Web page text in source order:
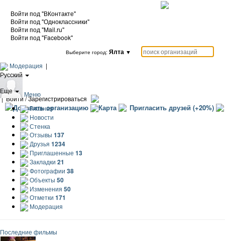
Войти под "ВКонтакте"
Войти под "Одноклассники"
Войти под "Mail.ru"
Войти под "Facebook"
Выберите город: Ялта ▼
Модерация |
Русский
Еще
| Войти / Зарегистрироваться
Добавить организацию Карта Пригласить друзей (+20%)
Меню
Главная
Новости
Стенка
Отзывы 137
Друзья 1234
Приглашенные 13
Закладки 21
Фотографии 38
Объекты 50
Изменения 50
Отметки 171
Модерация
Последние фильмы